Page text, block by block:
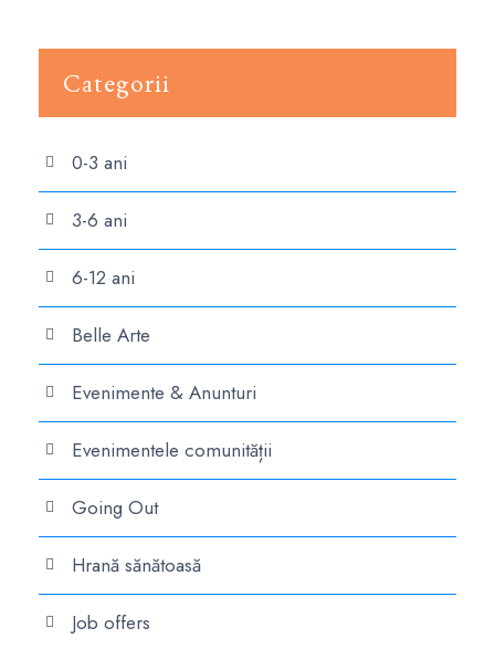
Categorii
0-3 ani
3-6 ani
6-12 ani
Belle Arte
Evenimente & Anunturi
Evenimentele comunității
Going Out
Hrană sănătoasă
Job offers